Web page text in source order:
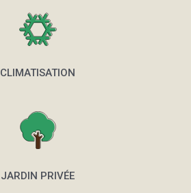
CLIMATISATION
JARDIN PRIVÉE